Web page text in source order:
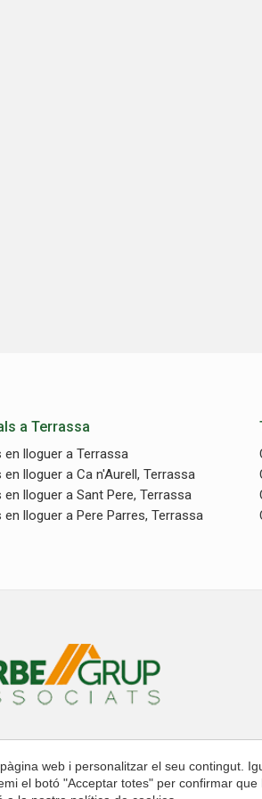
a Terrassa
lloguer a Terrassa
lloguer a Ca n'Aurell, Terrassa
lloguer a Sant Pere, Terrassa
lloguer a Pere Parres, Terrassa
Administració de finques
web i personalitzar el seu contingut.
el botó "Acceptar totes" per confirmar